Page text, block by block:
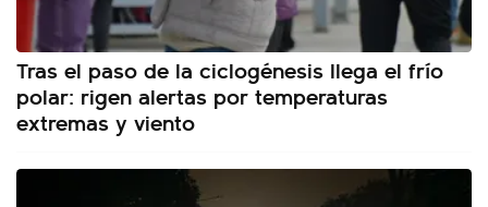
Tras el paso de la ciclogénesis llega el frío
polar: rigen alertas por temperaturas
extremas y viento